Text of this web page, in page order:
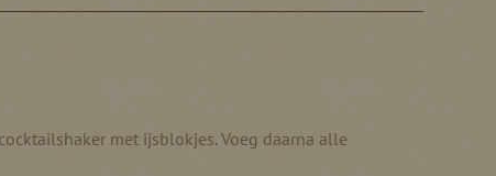
met ijsblokjes. Voeg daarna alle